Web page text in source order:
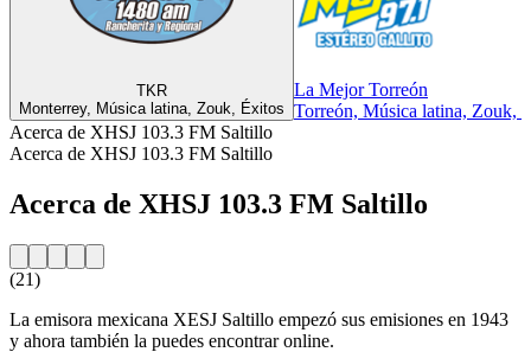
TKR
Monterrey, Música latina, Zouk, Éxitos
La Mejor Torreón
Torreón, Música latina, Zouk,
Acerca de XHSJ 103.3 FM Saltillo
Acerca de XHSJ 103.3 FM Saltillo
Acerca de XHSJ 103.3 FM Saltillo
(21)
La emisora mexicana XESJ Saltillo empezó sus emisiones en 1943
y ahora también la puedes encontrar online.